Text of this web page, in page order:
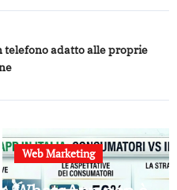
telefono adatto alle proprie
Web Marketing